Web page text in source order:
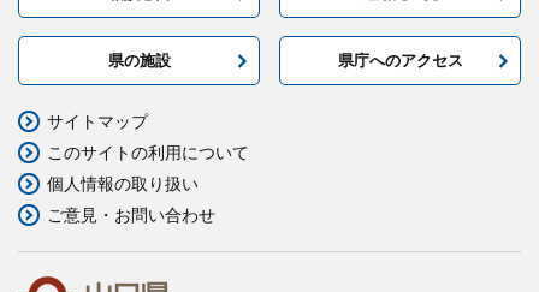
県の施設 県庁へのアクセス
サイトマップ
このサイトの利用について
個人情報の取り扱い
ご意見・お問い合わせ